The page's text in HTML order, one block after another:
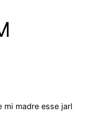
madre esse jarl